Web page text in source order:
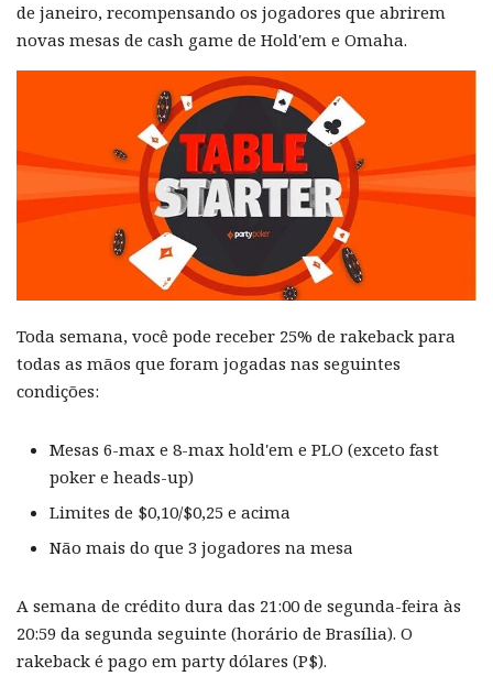
de janeiro, recompensando os jogadores que abrirem
novas mesas de cash game de Hold'em e Omaha.
Toda semana, você pode receber 25% de rakeback para
todas as mãos que foram jogadas nas seguintes
condições:
Mesas 6-max e 8-max hold'em e PLO (exceto fast
poker e heads-up)
Limites de $0,10/$0,25 e acima
Não mais do que 3 jogadores na mesa
A semana de crédito dura das 21:00 de segunda-feira às
20:59 da segunda seguinte (horário de Brasília). O
rakeback é pago em party dólares (P$).